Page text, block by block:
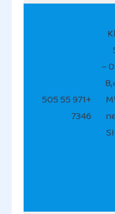
Tr,يفتح 09:00 –
19:30,الشارقة,B
+971 55 505
7346